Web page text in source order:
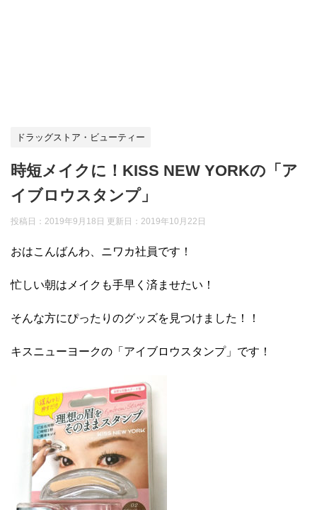
ドラッグストア・ビューティー
時短メイクに！KISS NEW YORKの「ア
イブロウスタンプ」
投稿日：2019年9月18日 更新日： 2019年10月22日
おはこんばんわ、ニワカ社員です！
忙しい朝はメイクも手早く済ませたい！
そんな方にぴったりのグッズを見つけました！！
キスニューヨークの「アイブロウスタンプ」です！